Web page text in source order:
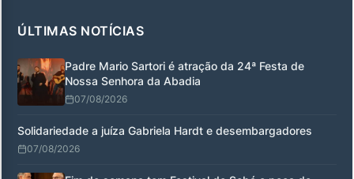
ÚLTIMAS NOTÍCIAS
Padre Mario Sartori é atração da 24ª Festa de
Nossa Senhora da Abadia
07/08/2026
Solidariedade a juíza Gabriela Hardt e desembargadores
07/08/2026